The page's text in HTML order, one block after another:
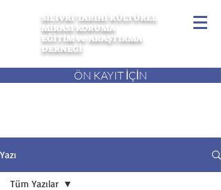
SİLİVRİ TARİHİ KÜLTÜREL
MİRASI KORUMA
EĞİTİM ve ARAŞTIRMA
DERNEĞİ
ÖN KAYIT İÇİN
Yazı
Tüm Yazılar